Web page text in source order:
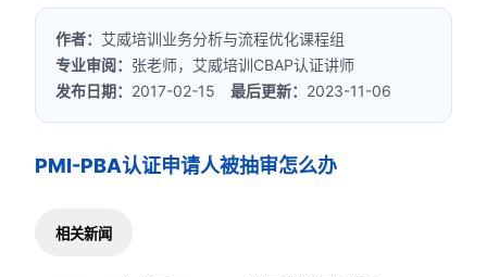
作者： 艾威培训业务分析与流程优化课程组
专业审阅： 张老师，艾威培训CBAP认证讲师
发布日期： 2017-02-15最后更新： 2023-11-06
PMI-PBA认证申请人被抽审怎么办
相关新闻